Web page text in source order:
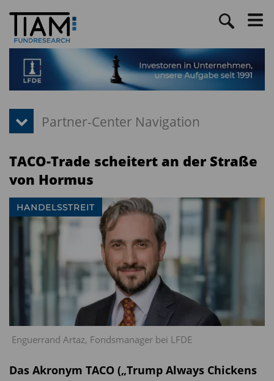
TACO-Trade scheitert an der Straße
von Hormus
Enguerrand Artaz, Fondsmanager bei LFDE
HANDELSSTREIT
Das Akronym TACO („Trump Always Chickens